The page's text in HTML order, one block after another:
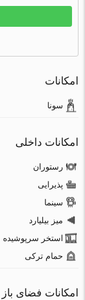
امکانات
سونا
امکانات داخلی
رستوران
پذیرایی
سینما
میز بیلیارد
استخر سرپوشیده
حمام ترکی
امکانات فضای باز